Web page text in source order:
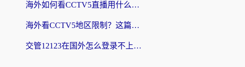
海外如何看CCTV5直播用什么平台？2026最新指南：看欧洲杯、中超、奥运不再卡
海外看CCTV5地区限制？这篇指南帮你流畅看欧洲杯、NBA还听中文解说
交管12123在国外怎么登录不上？海外华人必看的回国加速器选择指南